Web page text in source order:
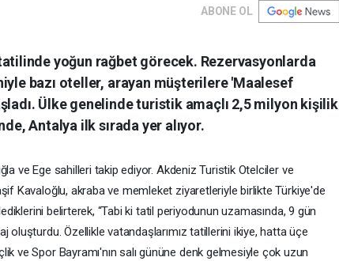
ABONE OL
yoğun rağbet görecek. Rezervasyonlarda
bazı oteller, arayan müşterilere 'Maalesef
Ülke genelinde turistik amaçlı 2,5 milyon kişilik
Antalya ilk sırada yer alıyor.
ve Ege sahilleri takip ediyor. Akdeniz Turistik Otelciler ve
Kavaloğlu, akraba ve memleket ziyaretleriyle birlikte Türkiye'de
belirterek, “Tabi ki tatil periyodunun uzamasında, 9 gün
oluşturdu. Özellikle vatandaşlarımız tatillerini ikiye, hatta üçe
ve Spor Bayramı'nın salı gününe denk gelmesiyle çok uzun